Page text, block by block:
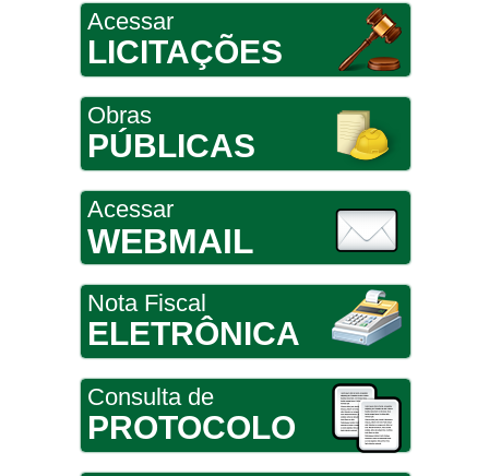
Acessar
LICITAÇÕES
Obras
PÚBLICAS
Acessar
WEBMAIL
Nota Fiscal
ELETRÔNICA
Consulta de
PROTOCOLO